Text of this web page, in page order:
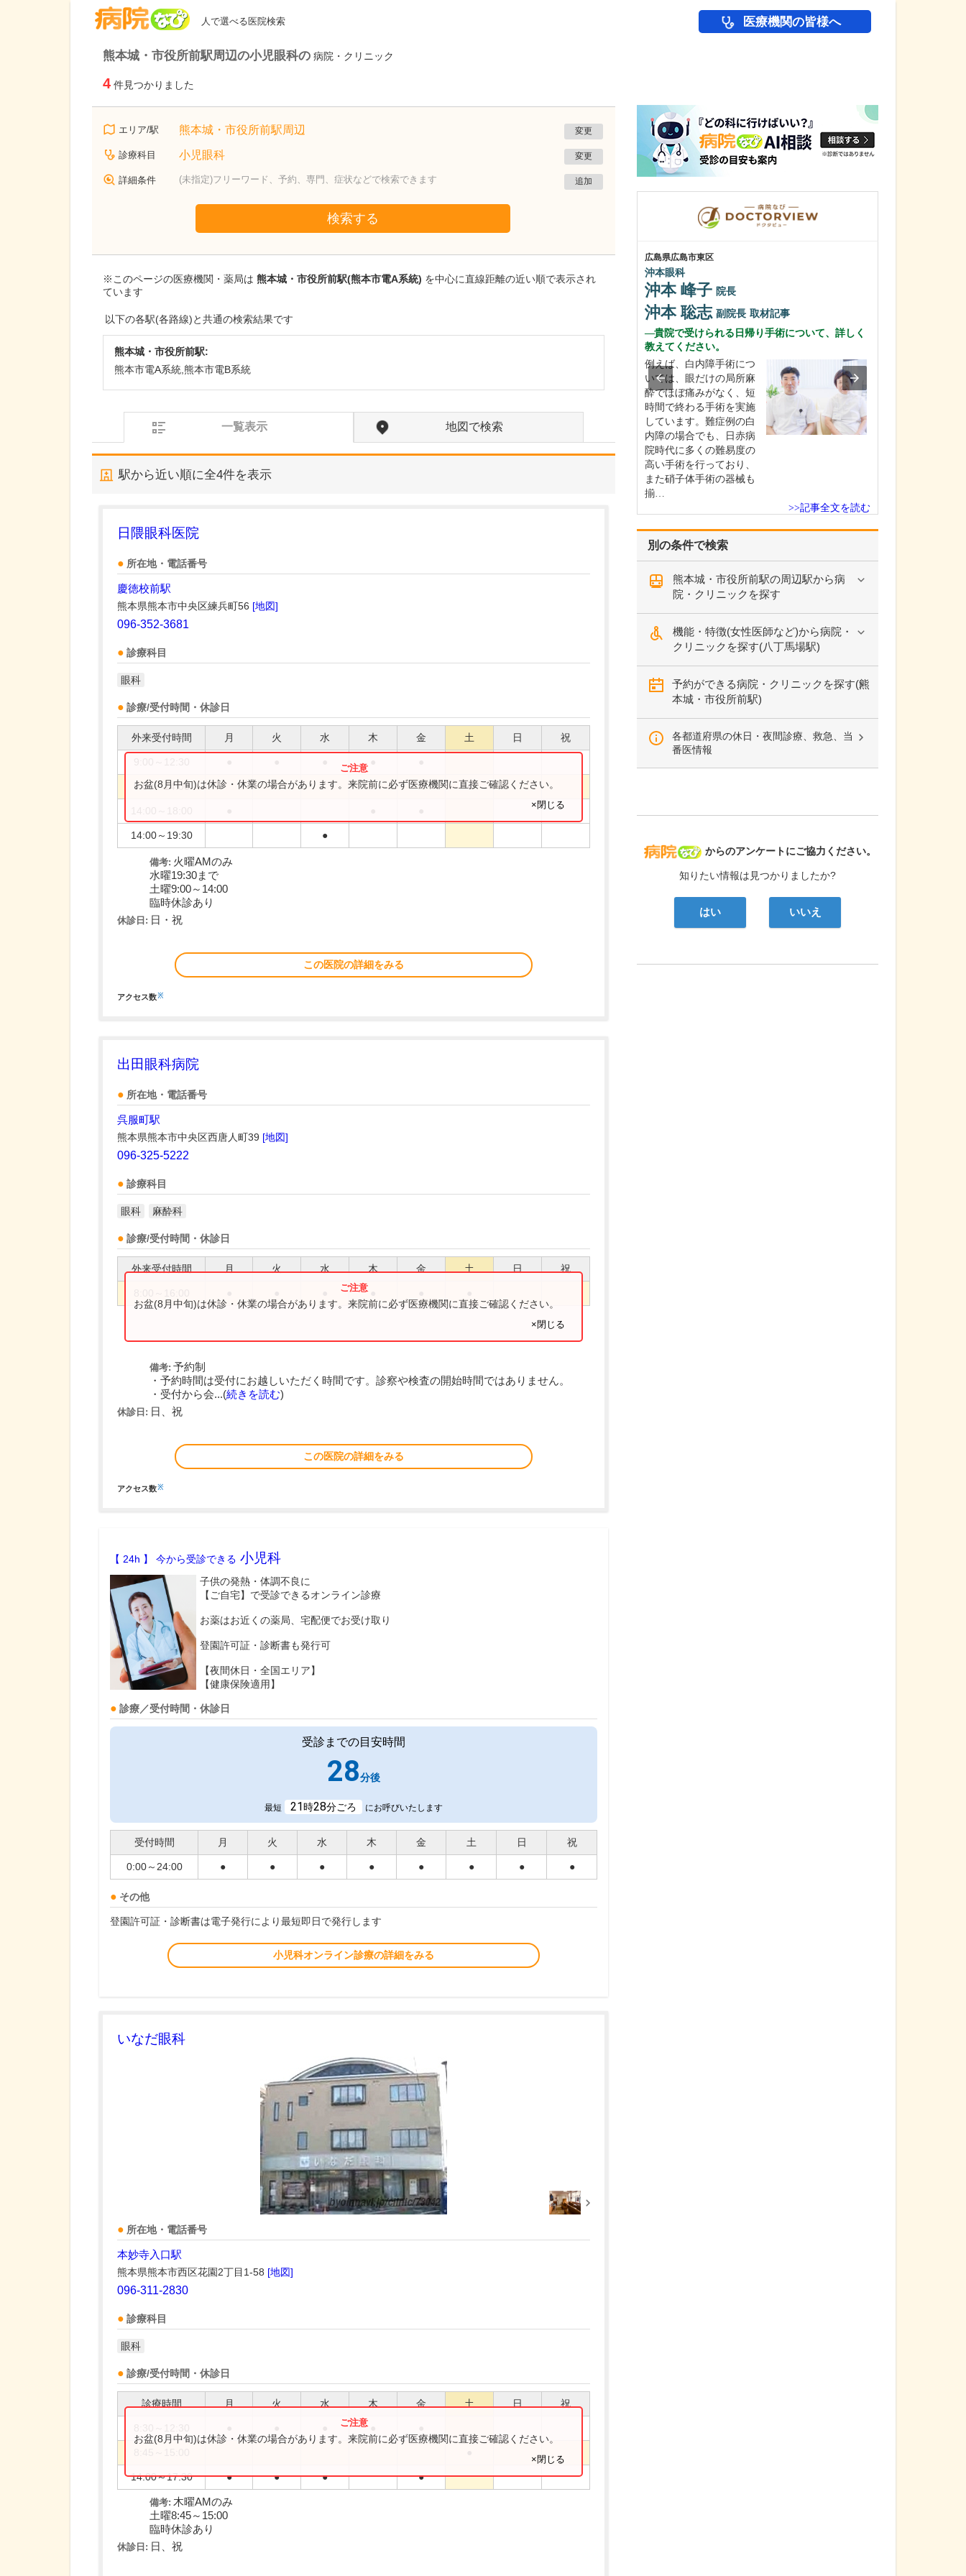
人で選べる医院検索 医療機関の皆様へ
熊本城・市役所前駅周辺の小児眼科の 病院・クリニック
4 件見つかりました
エリア/駅 熊本城・市役所前駅周辺 変更
診療科目 小児眼科 変更
詳細条件 (未指定)フリーワード、予約、専門、症状などで検索できます 追加
検索する
※このページの医療機関・薬局は 熊本城・市役所前駅(熊本市電A系統) を中心に直線距離の近い順で表示され
ています
以下の各駅(各路線)と共通の検索結果です
熊本城・市役所前駅:
熊本市電A系統,熊本市電B系統
一覧表示 地図で検索
駅から近い順に全4件を表示
日隈眼科医院
所在地・電話番号
慶徳校前駅
熊本県熊本市中央区練兵町56 [地図]
096-352-3681
診療科目
眼科
診療/受付時間・休診日
外来受付時間 月 火 水 木 金 土 日 祝
9:00～14:00 ●
14:00～19:30 ●
お盆(8月中旬)は休診・休業の場合があります。来院前に必ず医療機関に直接ご確認ください。
×閉じる
備考: 火曜AMのみ
水曜19:30まで
土曜9:00～14:00
臨時休診あり
休診日: 日・祝
この医院の詳細をみる
アクセス数※
出田眼科病院
所在地・電話番号
呉服町駅
熊本県熊本市中央区西唐人町39 [地図]
096-325-5222
診療科目
眼科 麻酔科
診療/受付時間・休診日
外来受付時間 月 火 水 木 金 土 日 祝
お盆(8月中旬)は休診・休業の場合があります。来院前に必ず医療機関に直接ご確認ください。
×閉じる
備考: 予約制
・予約時間は受付にお越しいただく時間です。診察や検査の開始時間ではありません。
・受付から会...(続きを読む)
休診日: 日、祝
この医院の詳細をみる
アクセス数※
【 24h 】 今から受診できる 小児科
子供の発熱・体調不良に
【ご自宅】で受診できるオンライン診療
お薬はお近くの薬局、宅配便でお受け取り
登園許可証・診断書も発行可
【夜間休日・全国エリア】
【健康保険適用】
診療／受付時間・休診日
受診までの目安時間
28分後
最短 21時28分ごろ にお呼びいたします
受付時間 月 火 水 木 金 土 日 祝
0:00～24:00 ● ● ● ● ● ● ● ●
その他
登園許可証・診断書は電子発行により最短即日で発行します
小児科オンライン診療の詳細をみる
いなだ眼科
所在地・電話番号
本妙寺入口駅
熊本県熊本市西区花園2丁目1-58 [地図]
096-311-2830
診療科目
眼科
診療/受付時間・休診日
診療時間 月 火 水 木 金 土 日 祝
14:00～17:30 ● ● ● ●
お盆(8月中旬)は休診・休業の場合があります。来院前に必ず医療機関に直接ご確認ください。
×閉じる
備考: 木曜AMのみ
土曜8:45～15:00
臨時休診あり
休診日: 日、祝
別の条件で検索
熊本城・市役所前駅の周辺駅から病
院・クリニックを探す
機能・特徴(女性医師など)から病院・
クリニックを探す(八丁馬場駅)
予約ができる病院・クリニックを探す(熊
本城・市役所前駅)
各都道府県の休日・夜間診療、救急、当
番医情報
病院なび
からのアンケートにご協力ください。
知りたい情報は見つかりましたか?
はい いいえ
熊本県熊本市南区
たかしお内科ハートクリニック
を繰り返しながら病状は
だんだん悪くなっていき
ます。大学病院で後進の
育成に取り組みつつ、高
広島県広島市東区
沖本眼科
沖本 峰子 院長
沖本 聡志 副院長 取材記事
貴院で受けられる日帰り手術について、詳しく
教えてください。
例えば、白内障手術につ
いては、眼だけの局所麻
酔でほぼ痛みがなく、短
時間で終わる手術を実施
しています。難症例の白
内障の場合でも、日赤病
院時代に多くの難易度の
高い手術を行っており、
また硝子体手術の器械も
揃…
>>記事全文を読む